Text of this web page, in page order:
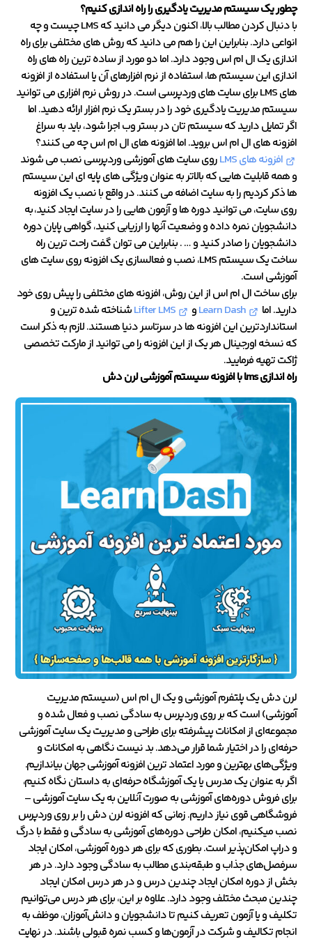
چطور یک سیستم مدیریت یادگیری را راه اندازی کنیم؟
با دنبال کردن مطالب بالا، اکنون دیگر می دانید که LMS چیست و چه
انواعی دارد. بنابراین این را هم می دانید که روش های مختلفی برای راه
اندازی یک ال ام اس وجود دارد. اما دو مورد از ساده ترین راه های راه
اندازی این سیستم ها، استفاده از نرم افزارهای آن یا استفاده از افزونه
های LMS برای سایت های وردپرسی است. در روش نرم افزاری می توانید
سیستم مدیریت یادگیری خود را در بستر یک نرم افزار ارائه دهید. اما
اگر تمایل دارید که سیستم تان در بستر وب اجرا شود، باید به سراغ
افزونه های ال ام اس بروید. اما افزونه های ال ام اس چه می کنند؟
افزونه های LMS
روی سایت های آموزشی وردپرسی نصب می شوند
و همه قابلیت هایی که بالاتر به عنوان ویژگی های پایه ای این سیستم
ها ذکر کردیم را به سایت اضافه می کنند. در واقع با نصب یک افزونه
روی سایت، می توانید دوره ها و آزمون هایی را در سایت ایجاد کنید، به
دانشجویان نمره داده و وضعیت آنها را ارزیابی کنید، گواهی پایان دوره
دانشجویان را صادر کنید و … . بنابراین می توان گفت راحت ترین راه
ساخت یک سیستم LMS، نصب و فعالسازی یک افزونه روی سایت های
آموزشی است.
برای ساخت ال ام اس از این روش، افزونه های مختلفی را پیش روی خود
دارید. اما
Learn Dashو Lifter LMSشناخته شده ترین و
استانداردترین این افزونه ها در سرتاسر دنیا هستند. لازم به ذکر است
که نسخه اورجینال هر یک از این افزونه را می توانید از مارکت تخصصی
ژاکت تهیه فرمایید.
راه اندازی lms با افزونه سیستم آموزشی لرن دش
لرن دش یک پلتفرم آموزشی و یک ال ام اس (سیستم مدیریت
آموزشی) است که بر روی وردپرس به سادگی نصب و فعال شده و
مجموعه‌ای از امکانات پیشرفته برای طراحی و مدیریت یک سایت آموزشی
حرفه‌ای را در اختیار شما قرار می‌دهد. بد نیست نگاهی به امکانات و
ویژگی‌های بهترین و مورد اعتماد ترین افزونه آموزشی جهان بیاندازیم.
اگر به عنوان یک مدرس یا یک آموزشگاه حرفه‌ای به داستان نگاه کنیم،
برای فروش دوره‌های آموزشی به صورت آنلاین به یک سایت آموزشی –
فروشگاهی قوی نیاز داریم. زمانی که افزونه لرن دش را بر روی وردپرس
نصب میکنیم، امکان طراحی دوره‌های آموزشی به سادگی و فقط با درگ
و دراپ امکان‌پذیر است. بطوری که برای هر دوره آموزشی، امکان ایجاد
سرفصل‌های جذاب و طبقه‌بندی مطالب به سادگی وجود دارد. در هر
بخش از دوره امکان ایجاد چندین درس و در هر درس امکان ایجاد
چندین مبحث مختلف وجود دارد. علاوه بر این، برای هر درس می‌توانیم
تکلیف و یا آزمون تعریف کنیم تا دانشجویان و دانش‌آموزان، موظف به
انجام تکالیف و شرکت در آزمون‌ها و کسب نمره قبولی باشند. در نهایت